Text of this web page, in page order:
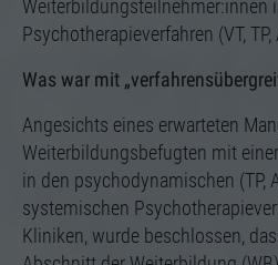
Weiterbildungsteilnehmer:innen
Psychotherapieverfahren (VT, TP,
Was war mit
Angesichts eines erwarteten
Weiterbildungsbefugten mit
in den psychodynamischen (TP,
systemischen
Kliniken, wurde beschlossen,
Einstellungen, falls
eingestellt hat.